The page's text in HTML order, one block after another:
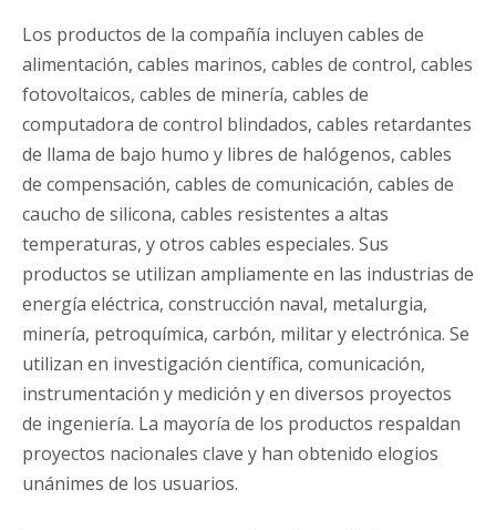
Los productos de la compañía incluyen cables de
alimentación, cables marinos, cables de control, cables
fotovoltaicos, cables de minería, cables de
computadora de control blindados, cables retardantes
de llama de bajo humo y libres de halógenos, cables
de compensación, cables de comunicación, cables de
caucho de silicona, cables resistentes a altas
temperaturas, y otros cables especiales. Sus
productos se utilizan ampliamente en las industrias de
energía eléctrica, construcción naval, metalurgia,
minería, petroquímica, carbón, militar y electrónica. Se
utilizan en investigación científica, comunicación,
instrumentación y medición y en diversos proyectos
de ingeniería. La mayoría de los productos respaldan
proyectos nacionales clave y han obtenido elogios
unánimes de los usuarios.